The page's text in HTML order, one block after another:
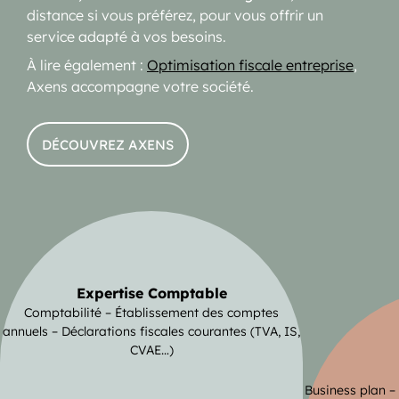
distance si vous préférez, pour vous offrir un
service adapté à vos besoins.
À lire également : Optimisation fiscale entreprise,
Axens accompagne votre société.
DÉCOUVREZ AXENS
Expertise Comptable
Comptabilité – Établissement des comptes
annuels – Déclarations fiscales courantes (TVA, IS,
CVAE…)
Business plan